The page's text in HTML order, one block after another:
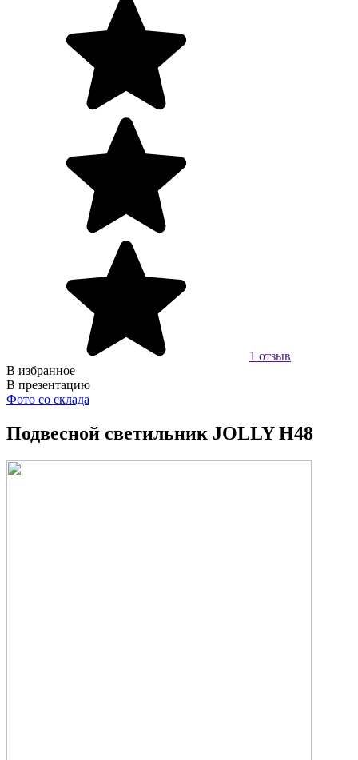
1 отзыв
В избранное
В презентацию
Фото со склада
Подвесной светильник JOLLY H48